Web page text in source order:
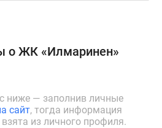
о ЖК «Илмаринен»
ниже — заполнив личные
сайт, тогда информация
из личного профиля.